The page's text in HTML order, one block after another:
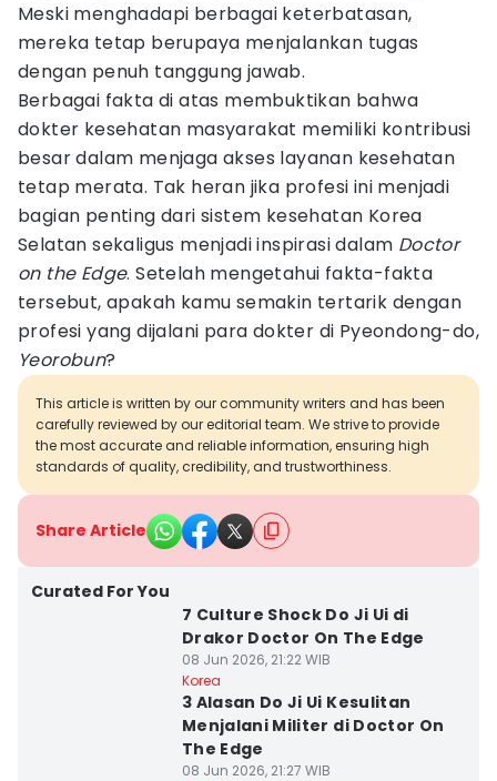
Meski menghadapi berbagai keterbatasan,
mereka tetap berupaya menjalankan tugas
dengan penuh tanggung jawab.
Berbagai fakta di atas membuktikan bahwa
dokter kesehatan masyarakat memiliki kontribusi
besar dalam menjaga akses layanan kesehatan
tetap merata. Tak heran jika profesi ini menjadi
bagian penting dari sistem kesehatan Korea
Selatan sekaligus menjadi inspirasi dalam Doctor
on the Edge. Setelah mengetahui fakta-fakta
tersebut, apakah kamu semakin tertarik dengan
profesi yang dijalani para dokter di Pyeondong-do,
Yeorobun?
This article is written by our community writers and has been
carefully reviewed by our editorial team. We strive to provide
the most accurate and reliable information, ensuring high
standards of quality, credibility, and trustworthiness.
Share Article
Curated For You
7 Culture Shock Do Ji Ui di
Drakor Doctor On The Edge
08 Jun 2026, 21:22 WIB
Korea
3 Alasan Do Ji Ui Kesulitan
Menjalani Militer di Doctor On
The Edge
08 Jun 2026, 21:27 WIB